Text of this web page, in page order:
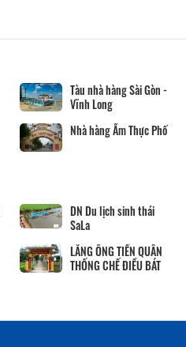
Tàu nhà hàng Sài Gòn -
Vĩnh Long
Nhà hàng Ẩm Thực Phố
DN Du lịch sinh thái
SaLa
LĂNG ÔNG TIỀN QUÂN
THỐNG CHẾ ĐIỀU BÁT